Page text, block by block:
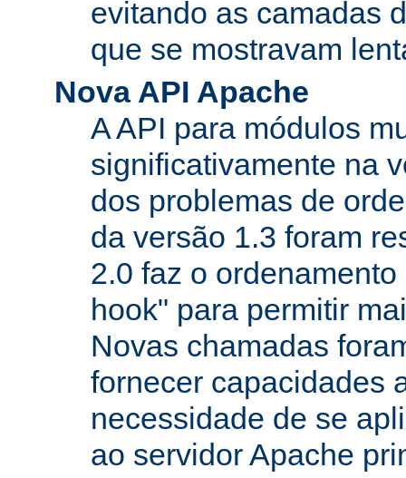
evitando as camadas
que se mostravam
Nova API Apache
A API para módulos
significativamente na
dos problemas de
da versão 1.3 foram
2.0 faz o
hook" para permitir
Novas chamadas
fornecer capacidades
necessidade de se
ao servidor Apache